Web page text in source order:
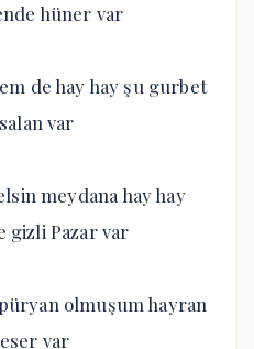
hüner var
de hay hay şu gurbet
var
meydana hay hay
gizli Pazar var
olmuşum hayran
var